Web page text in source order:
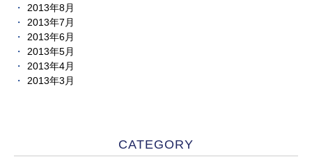
2013年8月
2013年7月
2013年6月
2013年5月
2013年4月
2013年3月
CATEGORY